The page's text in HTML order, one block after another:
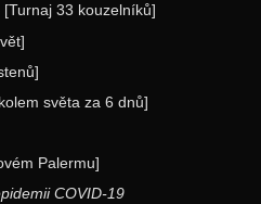
33 kouzelníků]
světa za 6 dnů]
Palermu]
COVID-19